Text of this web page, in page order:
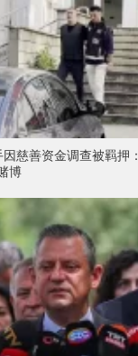
慈善资金调查被羁押
博